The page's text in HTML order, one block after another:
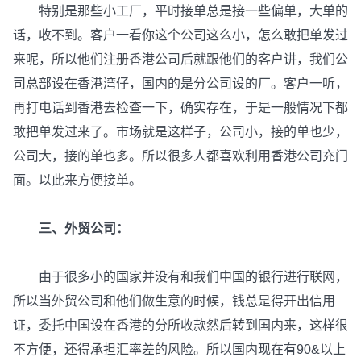
特别是那些小工厂，平时接单总是接一些偏单，大单的
话，收不到。客户一看你这个公司这么小，怎么敢把单发过
来呢，所以他们注册香港公司后就跟他们的客户讲，我们公
司总部设在香港湾仔，国内的是分公司设的厂。客户一听，
再打电话到香港去检查一下，确实存在，于是一般情况下都
敢把单发过来了。市场就是这样子，公司小，接的单也少，
公司大，接的单也多。所以很多人都喜欢利用香港公司充门
面。以此来方便接单。
三、外贸公司：
由于很多小的国家并没有和我们中国的银行进行联网，
所以当外贸公司和他们做生意的时候，钱总是得开出信用
证，委托中国设在香港的分所收款然后转到国内来，这样很
不方便，还得承担汇率差的风险。所以国内现在有90&以上